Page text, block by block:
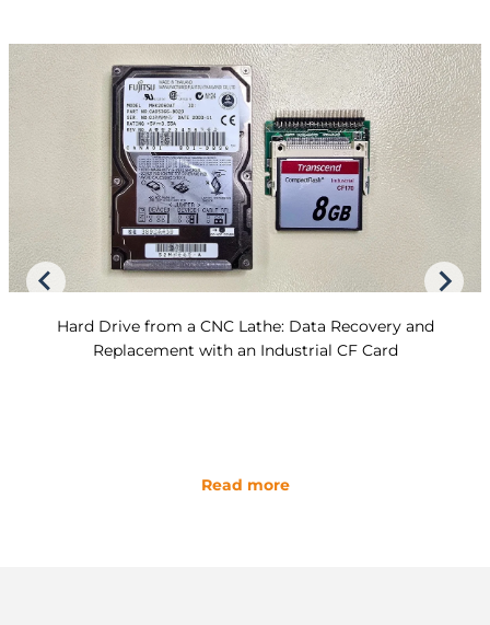
Hard Drive from a CNC Lathe: Data Recovery and
Replacement with an Industrial CF Card
Read more